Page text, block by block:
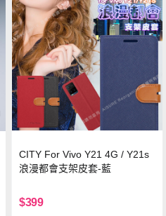
CITY For Vivo Y21 4G / Y21s
浪漫都會支架皮套-藍
$399